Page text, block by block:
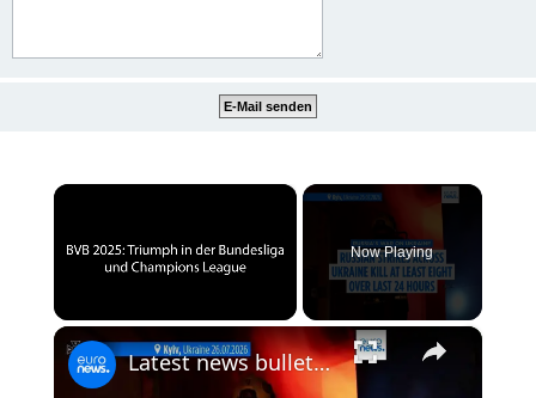
×
Now Playing
×
Latest news bulletin | July 27th, 2026 – Morning